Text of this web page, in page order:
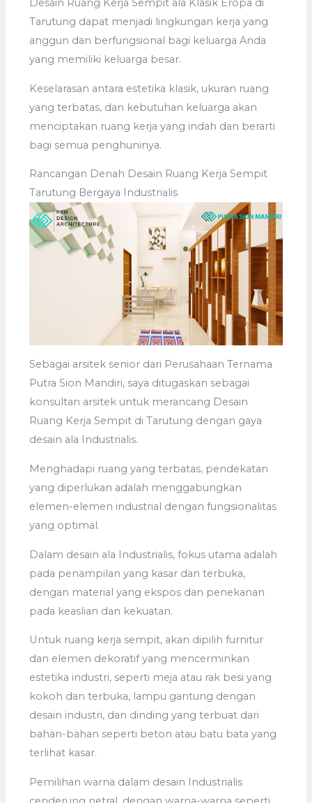
Desain Ruang Kerja Sempit ala Klasik Eropa di
Tarutung dapat menjadi lingkungan kerja yang
anggun dan berfungsional bagi keluarga Anda
yang memiliki keluarga besar.
Keselarasan antara estetika klasik, ukuran ruang
yang terbatas, dan kebutuhan keluarga akan
menciptakan ruang kerja yang indah dan berarti
bagi semua penghuninya.
Rancangan Denah Desain Ruang Kerja Sempit
Tarutung Bergaya Industrialis
Sebagai arsitek senior dari Perusahaan Ternama
Putra Sion Mandiri, saya ditugaskan sebagai
konsultan arsitek untuk merancang Desain
Ruang Kerja Sempit di Tarutung dengan gaya
desain ala Industrialis.
Menghadapi ruang yang terbatas, pendekatan
yang diperlukan adalah menggabungkan
elemen-elemen industrial dengan fungsionalitas
yang optimal.
Dalam desain ala Industrialis, fokus utama adalah
pada penampilan yang kasar dan terbuka,
dengan material yang ekspos dan penekanan
pada keaslian dan kekuatan.
Untuk ruang kerja sempit, akan dipilih furnitur
dan elemen dekoratif yang mencerminkan
estetika industri, seperti meja atau rak besi yang
kokoh dan terbuka, lampu gantung dengan
desain industri, dan dinding yang terbuat dari
bahan-bahan seperti beton atau batu bata yang
terlihat kasar.
Pemilihan warna dalam desain Industrialis